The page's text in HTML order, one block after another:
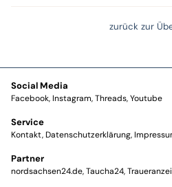
zurück zur
Social Media
Facebook Instagram Threads Youtube
Service
Kontakt Datenschutzerklärung
Partner
nordsachsen24.de Taucha24